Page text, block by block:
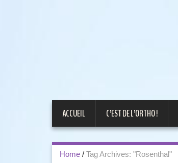
ACCUEIL C’EST DE L’ORTHO !
Home / Tag Archives: "Rosenthal"